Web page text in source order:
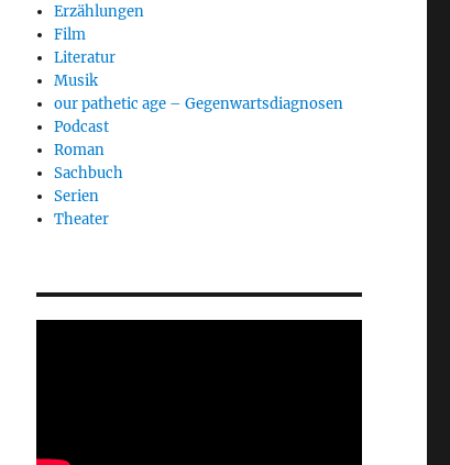
Erzählungen
Film
Literatur
Musik
our pathetic age – Gegenwartsdiagnosen
Podcast
Roman
Sachbuch
Serien
Theater